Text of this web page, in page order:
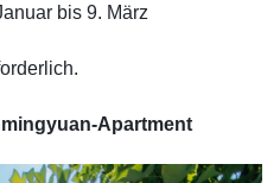
bis 9. März
Apartment